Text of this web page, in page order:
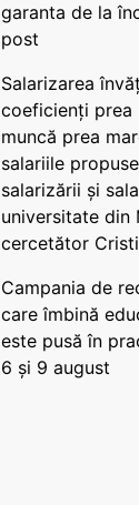
garanta de la
post
Salarizarea
coeficienți prea
muncă prea
salariile
salarizării și
universitate din
cercetător
Campania de
care îmbină
este pusă în
6 și 9 august